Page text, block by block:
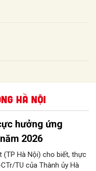
Hà Nội
hưởng ứng
2026
(TP Hà Nội) cho biết, thực
TU của Thành ủy Hà